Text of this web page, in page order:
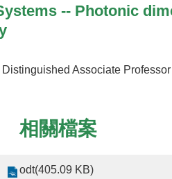
-- Photonic
Associate
相關檔案
odt(405.09 KB)